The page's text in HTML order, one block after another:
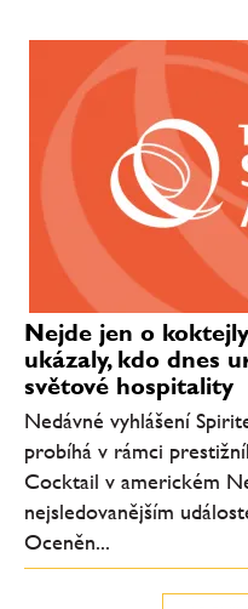
Nejde jen o
ukázaly, kdo dnes
světové hospitality
Nedávné vyhlášení
probíhá v rámci
Cocktail v americkém
nejsledovanějším
Oceněn...